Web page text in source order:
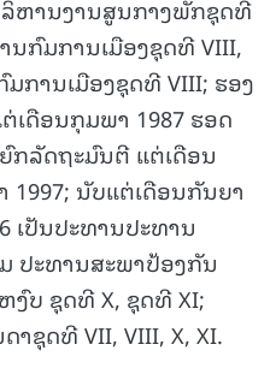
ຫານງານສູນກາງພັກຊຸດທີ
ນກົມການເມືອງຊຸດທີ VIII,
ການເມືອງຊຸດທີ VIII; ຮອງ
ດືອນກຸມພາ 1987 ຮອດ
ກລັດຖະມົນຕີ ແຕ່ເດືອນ
1997; ນັບແຕ່ເດືອນກັນຍາ
ເປັນປະທານປະທານ
ປະທານສະພາປ້ອງກັນ
ງົບ ຊຸດທີ X, ຊຸດທີ XI;
ຊຸດທີ VII, VIII, X, XI.